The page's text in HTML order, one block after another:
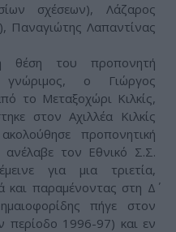
σχέσεων), Λάζαρος
Παναγιώτης Λαπαντίνας
του προπονητή
γνώριμος, ο Γιώργος
το Μεταξοχώρι Κιλκίς,
στον Αχιλλέα Κιλκίς
προπονητική
ανέλαβε τον Εθνικό Σ.Σ.
για μια τριετία,
και παραμένοντας στη Δ΄
πήγε στον
περίοδο 1996-97) και εν